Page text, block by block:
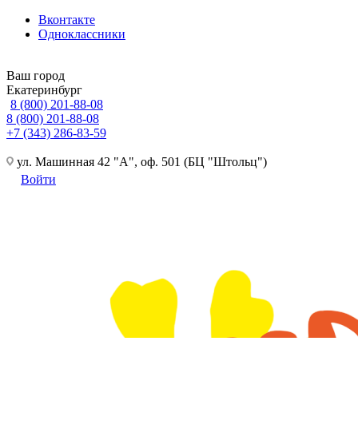
Вконтакте
Одноклассники
Ваш город
Екатеринбург
8 (800) 201-88-08
8 (800) 201-88-08
+7 (343) 286-83-59
ул. Машинная 42 "А", оф. 501 (БЦ "Штольц")
Войти